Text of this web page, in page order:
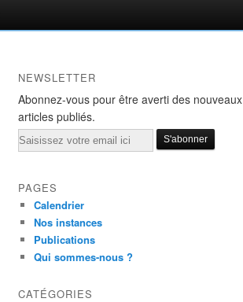
NEWSLETTER
Abonnez-vous pour être averti des nouveaux
articles publiés.
Email
PAGES
Calendrier
Nos instances
Publications
Qui sommes-nous ?
CATÉGORIES